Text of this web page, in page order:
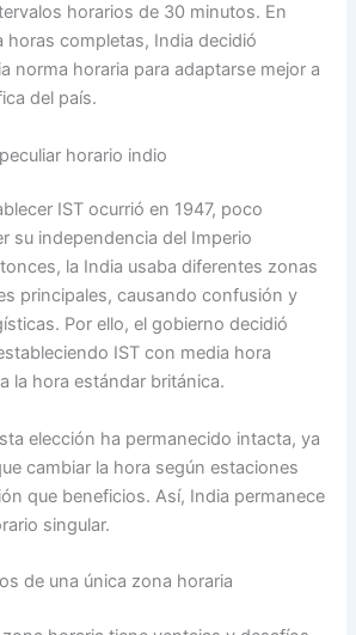
horarios de 30 minutos. En
horas completas, India decidió
norma horaria para adaptarse mejor a
del país.
horario indio
IST ocurrió en 1947, poco
su independencia del Imperio
la India usaba diferentes zonas
principales, causando confusión y
Por ello, el gobierno decidió
IST con media hora
la hora estándar británica.
elección ha permanecido intacta, ya
cambiar la hora según estaciones
que beneficios. Así, India permanece
singular.
de una única zona horaria